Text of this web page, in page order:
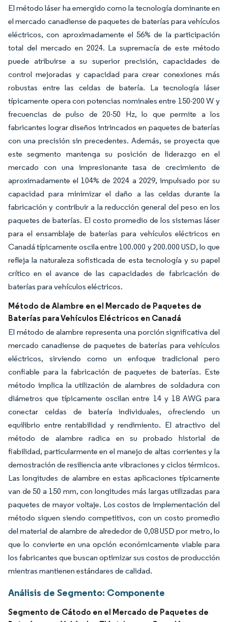
El método láser ha emergido como la tecnología dominante en
el mercado canadiense de paquetes de baterías para vehículos
eléctricos, con aproximadamente el 56% de la participación
total del mercado en 2024. La supremacía de este método
puede atribuirse a su superior precisión, capacidades de
control mejoradas y capacidad para crear conexiones más
robustas entre las celdas de batería. La tecnología láser
típicamente opera con potencias nominales entre 150-200 W y
frecuencias de pulso de 20-50 Hz, lo que permite a los
fabricantes lograr diseños intrincados en paquetes de baterías
con una precisión sin precedentes. Además, se proyecta que
este segmento mantenga su posición de liderazgo en el
mercado con una impresionante tasa de crecimiento de
aproximadamente el 104% de 2024 a 2029, impulsado por su
capacidad para minimizar el daño a las celdas durante la
fabricación y contribuir a la reducción general del peso en los
paquetes de baterías. El costo promedio de los sistemas láser
para el ensamblaje de baterías para vehículos eléctricos en
Canadá típicamente oscila entre 100.000 y 200.000 USD, lo que
refleja la naturaleza sofisticada de esta tecnología y su papel
crítico en el avance de las capacidades de fabricación de
baterías para vehículos eléctricos.
Método de Alambre en el Mercado de Paquetes de
Baterías para Vehículos Eléctricos en Canadá
El método de alambre representa una porción significativa del
mercado canadiense de paquetes de baterías para vehículos
eléctricos, sirviendo como un enfoque tradicional pero
confiable para la fabricación de paquetes de baterías. Este
método implica la utilización de alambres de soldadura con
diámetros que típicamente oscilan entre 14 y 18 AWG para
conectar celdas de batería individuales, ofreciendo un
equilibrio entre rentabilidad y rendimiento. El atractivo del
método de alambre radica en su probado historial de
fiabilidad, particularmente en el manejo de altas corrientes y la
demostración de resiliencia ante vibraciones y ciclos térmicos.
Las longitudes de alambre en estas aplicaciones típicamente
van de 50 a 150 mm, con longitudes más largas utilizadas para
paquetes de mayor voltaje. Los costos de implementación del
método siguen siendo competitivos, con un costo promedio
del material de alambre de alrededor de 0,08 USD por metro, lo
que lo convierte en una opción económicamente viable para
los fabricantes que buscan optimizar sus costos de producción
mientras mantienen estándares de calidad.
Análisis de Segmento: Componente
Segmento de Cátodo en el Mercado de Paquetes de